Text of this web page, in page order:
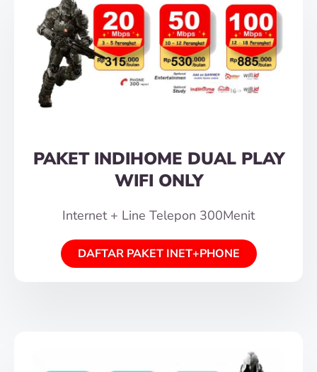
PAKET INDIHOME DUAL PLAY
WIFI ONLY
Internet + Line Telepon 300Menit
DAFTAR PAKET INET+PHONE